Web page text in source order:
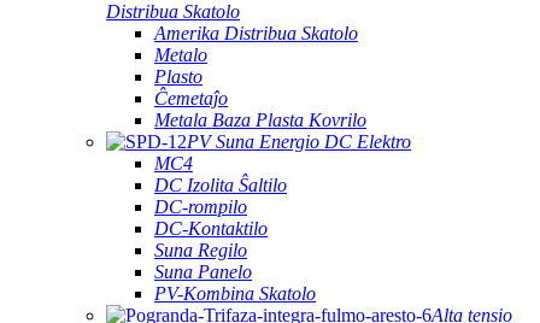
Distribua Skatolo
Amerika Distribua Skatolo
Metalo
Plasto
Ĉemetaĵo
Metala Baza Plasta Kovrilo
PV Suna Energio DC Elektro
MC4
DC Izolita Ŝaltilo
DC-rompilo
DC-Kontaktilo
Suna Regilo
Suna Panelo
PV-Kombina Skatolo
Alta tensio